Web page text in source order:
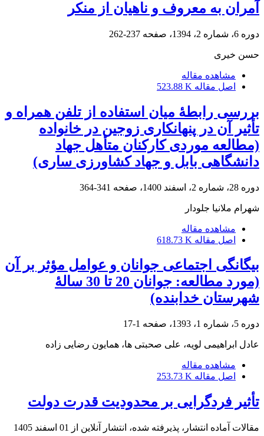
آمران به معروف و ناهیان از منکر
دوره 6، شماره 2، 1394، صفحه 237-262
حسن خیری
مشاهده مقاله
اصل مقاله 523.88 K
بررسی رابطۀ میان استفاده از تلفن همراه و
تأثیر آن در پنهانکاری زوجین در خانواده
(مطالعه موردی کارکنان متأهل جهاد
دانشگاهی بابل و جهاد کشاورزی ساری)
دوره 28، شماره 2، اسفند 1400، صفحه 341-364
شهرام ملانیا جلودار
مشاهده مقاله
اصل مقاله 618.73 K
بیگانگی اجتماعی جوانان و عوامل مؤثر بر آن
(مورد مطالعه: جوانان 20 تا 30 سالۀ
شهرستان خدابنده)
دوره 5، شماره 1، 1393، صفحه 1-17
عادل ابراهیمی لویه، علی صحبتی ها، همایون رضایی زاده
مشاهده مقاله
اصل مقاله 253.73 K
تأثیر فردگرایی بر محدودیت قدرت دولت
مقالات آماده انتشار، پذیرفته شده، انتشار آنلاین از 01 اسفند 1405